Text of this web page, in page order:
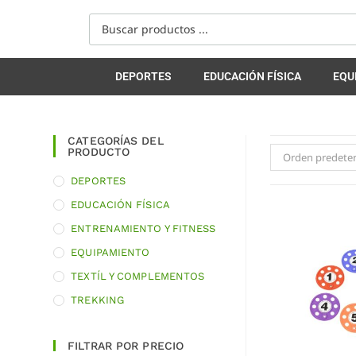
DEPORTES EDUCACIÓN FÍSICA
CATEGORÍAS DEL
PRODUCTO
DEPORTES
EDUCACIÓN FÍSICA
ENTRENAMIENTO Y FITNESS
EQUIPAMIENTO
TEXTÍL Y COMPLEMENTOS
TREKKING
FILTRAR POR PRECIO
Orden